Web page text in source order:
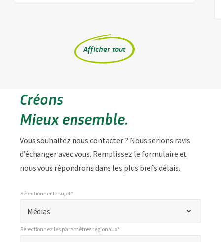
Afficher tout
Créons
Mieux ensemble.
Vous souhaitez nous contacter ? Nous serions ravis
d’échanger avec vous. Remplissez le formulaire et
nous vous répondrons dans les plus brefs délais.
"
Médias
Sélectionner le sujet*
Sélectionnez les paramètres régionaux*